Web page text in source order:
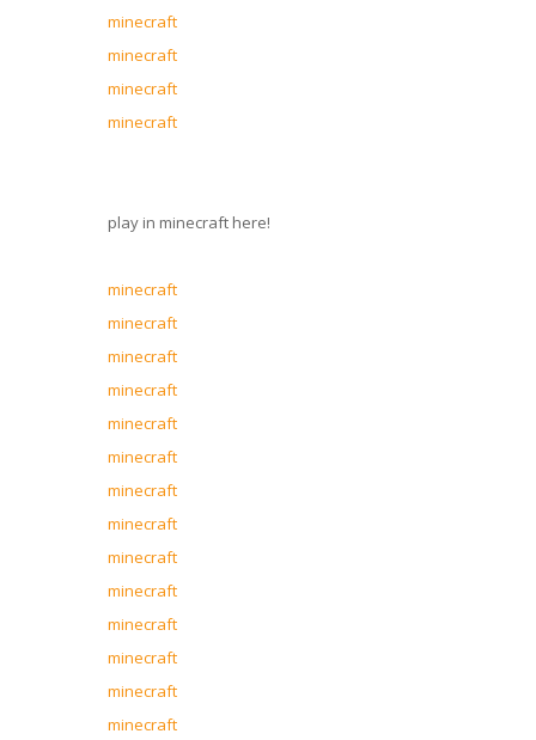
minecraft
minecraft
minecraft
minecraft
play in minecraft here!
minecraft
minecraft
minecraft
minecraft
minecraft
minecraft
minecraft
minecraft
minecraft
minecraft
minecraft
minecraft
minecraft
minecraft